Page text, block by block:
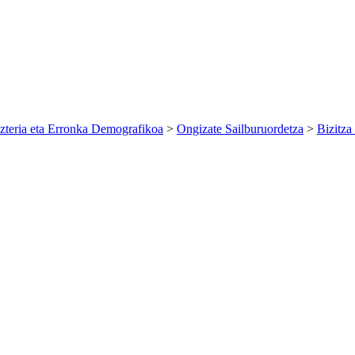
eta Erronka Demografikoa > Ongizate Sailburuordetza > Bizitza